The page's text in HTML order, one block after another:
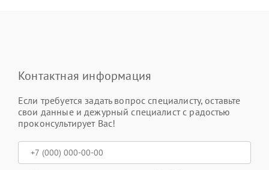
Контактная информация
Если требуется задать вопрос специалисту, оставьте
свои данные и дежурный специалист с радостью
проконсультирует Вас!